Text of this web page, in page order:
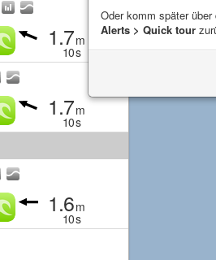
1.7m
10s
1.7m
10s
1.6m
10s
Oder komm später über
Alerts > Quick tour